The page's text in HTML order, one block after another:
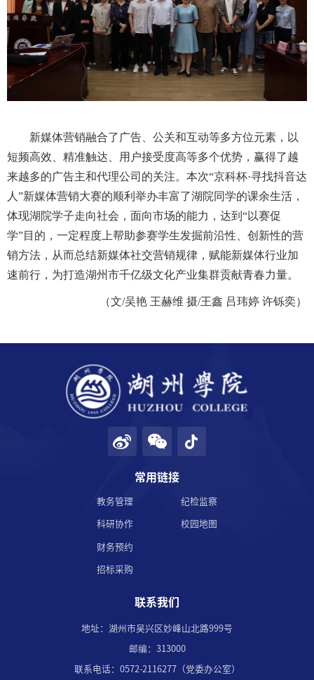
新媒体营销融合了广告、公关和互动等多方位元素，以
短频高效、精准触达、用户接受度高等多个优势，赢得了越
来越多的广告主和代理公司的关注。本次“京科杯·寻找抖音达
人”新媒体营销大赛的顺利举办丰富了湖院同学的课余生活，
体现湖院学子走向社会，面向市场的能力，达到“以赛促
学”目的，一定程度上帮助参赛学生发掘前沿性、创新性的营
销方法，从而总结新媒体社交营销规律，赋能新媒体行业加
速前行，为打造湖州市千亿级文化产业集群贡献青春力量。
（文/吴艳 王赫维 摄/王鑫 吕玮婷 许铄奕）
常用链接
教务管理
科研协作
财务预约
招标采购
纪检监察
校园地图
联系我们
地址：湖州市吴兴区妙峰山北路999号
邮编：313000
联系电话：0572-2116277（党委办公室）